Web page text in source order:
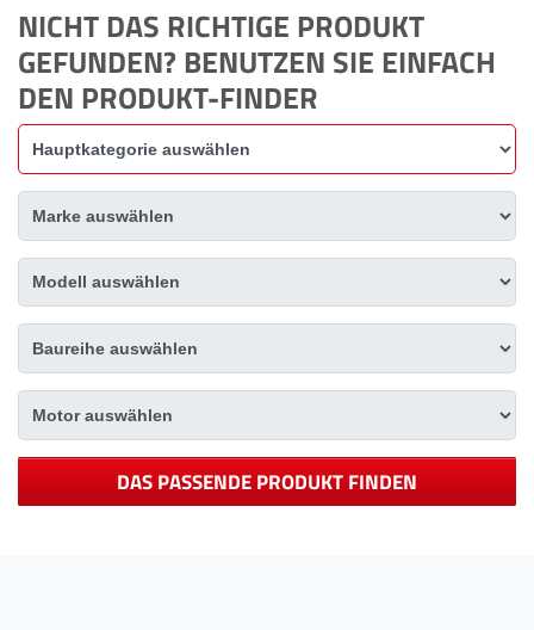
NICHT DAS RICHTIGE PRODUKT
GEFUNDEN? BENUTZEN SIE EINFACH
DEN PRODUKT-FINDER
DAS PASSENDE PRODUKT FINDEN